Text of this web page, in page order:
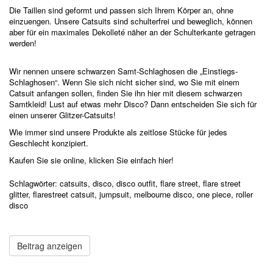
Die Taillen sind geformt und passen sich Ihrem Körper an, ohne
einzuengen. Unsere Catsuits sind schulterfrei und beweglich, können
aber für ein maximales Dekolleté näher an der Schulterkante getragen
werden!
Wir nennen unsere schwarzen Samt-Schlaghosen die „Einstiegs-
Schlaghosen“. Wenn Sie sich nicht sicher sind, wo Sie mit einem
Catsuit anfangen sollen, finden Sie ihn hier mit diesem schwarzen
Samtkleid! Lust auf etwas mehr Disco? Dann entscheiden Sie sich für
einen unserer Glitzer-Catsuits!
Wie immer sind unsere Produkte als zeitlose Stücke für jedes
Geschlecht konzipiert.
Kaufen Sie sie online, klicken Sie einfach hier!
Schlagwörter: catsuits, disco, disco outfit, flare street, flare street
glitter, flarestreet catsuit, jumpsuit, melbourne disco, one piece, roller
disco
Beitrag anzeigen